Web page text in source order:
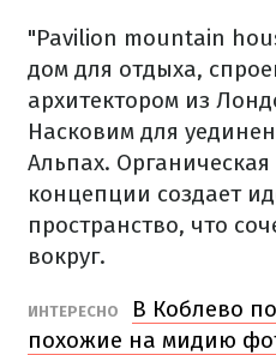
"Pavilion mountain
дом для отдыха,
архитектором из
Насковим для
Альпах. Органическая
концепции создает
пространство, что
вокруг.
ИНТЕРЕСНО
В Коблево
похожие на мидию